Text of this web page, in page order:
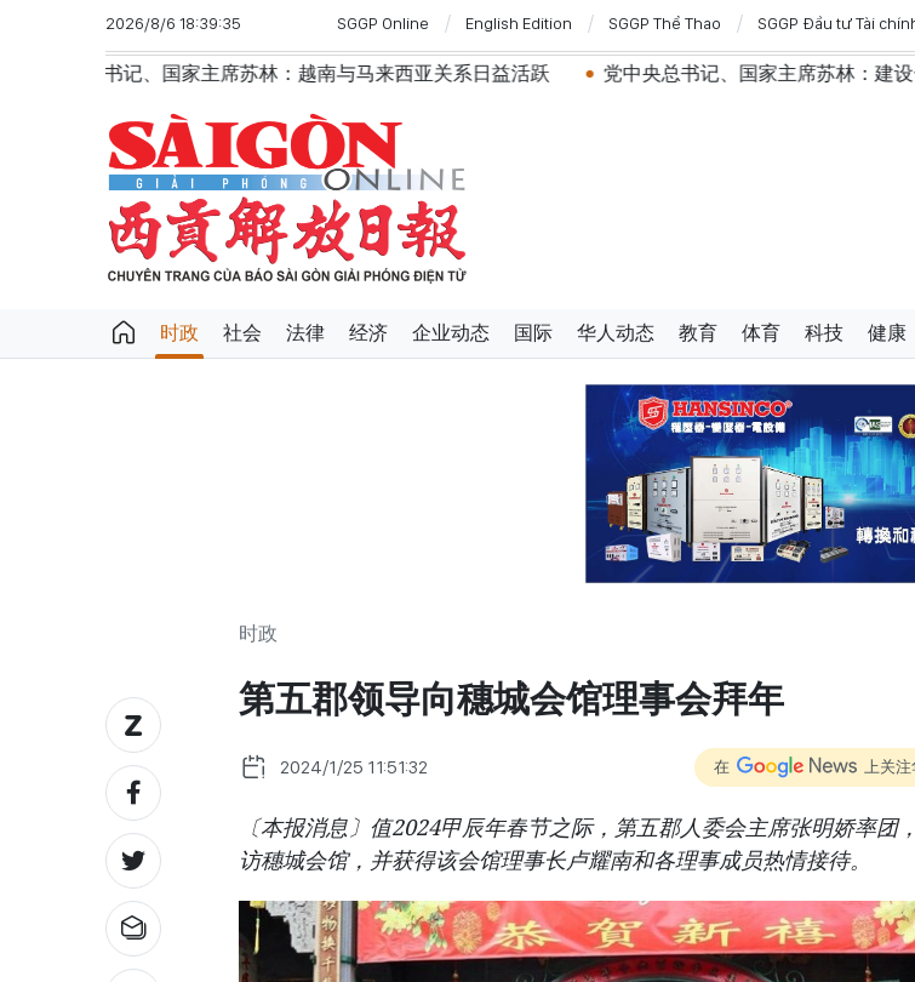
2026/8/6 18:39:35 SGGP Online English Edition SGGP Thể Thao SGGP Đầu tư Tài
家主席苏林：越南与马来西亚关系日益活跃 党中央总书记、国家主席苏林：建设一部科学严谨、
时政 社会 法律 经济 企业动态 国际 华人动态 教育 体育 科技 健康
时政
第五郡领导向穗城会馆理事会拜年
2024/1/25 11:51:32 在 上关注
〔本报消息〕值2024甲辰年春节之际，第五郡人委会主席张明娇率团
访穗城会馆，并获得该会馆理事长卢耀南和各理事成员热情接待。